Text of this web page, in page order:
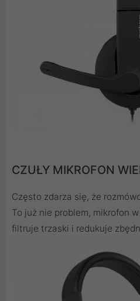
CZUŁY MIKROFON
Często zdarza się, że
To już nie problem, mikrofon
filtruje trzaski i redukuje